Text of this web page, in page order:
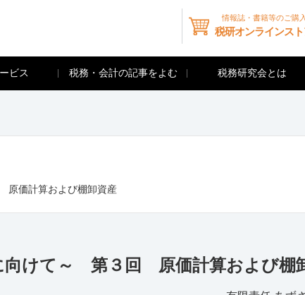
情報誌・書籍等のご購入
税研オンラインス
ビス 税務・会計の記事をよむ 税務研究会とは
価計算および棚卸資産
向けて～ 第３回 原価計算および棚